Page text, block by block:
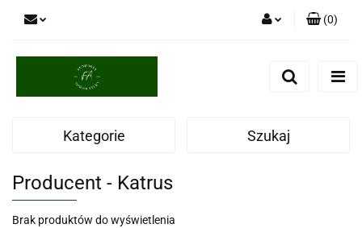
(0)
Kategorie Szukaj
Producent - Katrus
Brak produktów do wyświetlenia